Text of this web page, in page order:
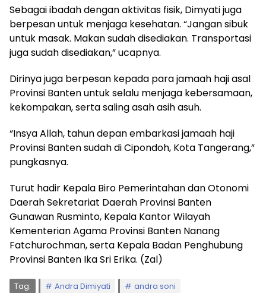
Sebagai ibadah dengan aktivitas fisik, Dimyati juga
berpesan untuk menjaga kesehatan. “Jangan sibuk
untuk masak. Makan sudah disediakan. Transportasi
juga sudah disediakan,” ucapnya.
Dirinya juga berpesan kepada para jamaah haji asal
Provinsi Banten untuk selalu menjaga kebersamaan,
kekompakan, serta saling asah asih asuh.
“Insya Allah, tahun depan embarkasi jamaah haji
Provinsi Banten sudah di Cipondoh, Kota Tangerang,”
pungkasnya.
Turut hadir Kepala Biro Pemerintahan dan Otonomi
Daerah Sekretariat Daerah Provinsi Banten
Gunawan Rusminto, Kepala Kantor Wilayah
Kementerian Agama Provinsi Banten Nanang
Fatchurochman, serta Kepala Badan Penghubung
Provinsi Banten Ika Sri Erika. (Zal)
Tag: Andra Dimiyati
andra soni